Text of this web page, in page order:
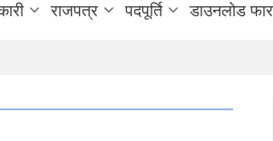
राजपत्र पदपूर्ति डाउनलोड